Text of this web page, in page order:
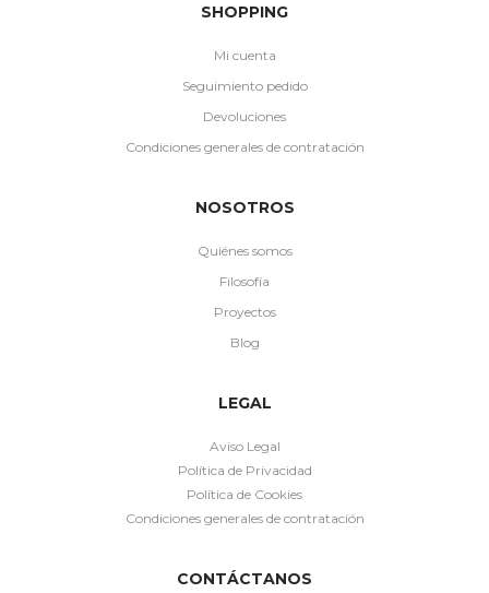
SHOPPING
Mi cuenta
Seguimiento pedido
Devoluciones
Condiciones generales de contratación
NOSOTROS
Quiénes somos
Filosofía
Proyectos
Blog
LEGAL
Aviso Legal
Política de Privacidad
Política de Cookies
Condiciones generales de contratación
CONTÁCTANOS